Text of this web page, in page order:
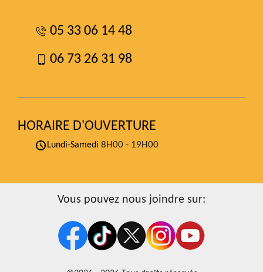
05 33 06 14 48
06 73 26 31 98
HORAIRE D'OUVERTURE
Lundi-Samedi 8H00 - 19H00
Vous pouvez nous joindre sur: